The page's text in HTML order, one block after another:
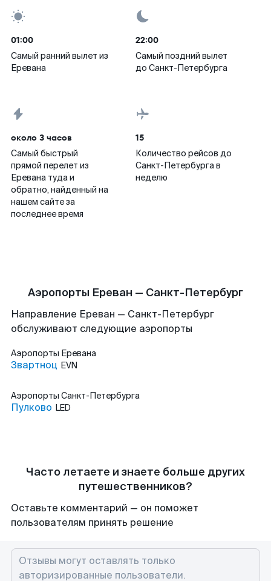
01:00
Самый ранний вылет из
Еревана
22:00
Самый поздний вылет
до Санкт-Петербурга
около 3 часов
Самый быстрый
прямой перелет из
Еревана туда и
обратно, найденный на
нашем сайте за
последнее время
15
Количество рейсов до
Санкт-Петербурга в
неделю
Аэропорты Ереван — Санкт-Петербург
Направление Ереван — Санкт-Петербург
обслуживают следующие аэропорты
Аэропорты Еревана
Звартноц EVN
Аэропорты Санкт-Петербурга
Пулково LED
Часто летаете и знаете больше других
путешественников?
Оставьте комментарий — он поможет
пользователям принять решение